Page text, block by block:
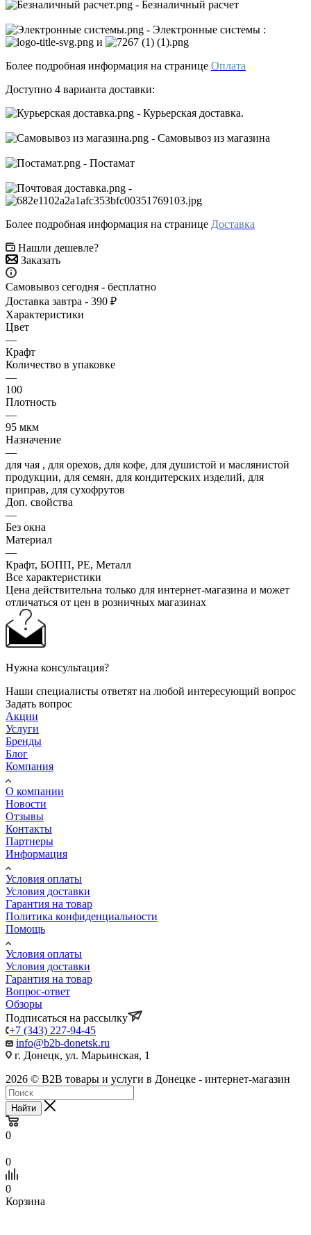
- Безналичный расчет
- Электронные системы :
и
Более подробная информация на странице Оплата
Доступно 4 варианта доставки:
- Курьерская доставка.
- Самовывоз из магазина
- Постамат
-
Более подробная информация на странице Доставка
Нашли дешевле?
Заказать
Самовывоз сегодня - бесплатно
Доставка завтра - 390 ₽
Характеристики
Цвет
—
Крафт
Количество в упаковке
—
100
Плотность
—
95 мкм
Назначение
—
для чая , для орехов, для кофе, для душистой и маслянистой
продукции, для семян, для кондитерских изделий, для
приправ, для сухофрутов
Доп. свойства
—
Без окна
Материал
—
Крафт, БОПП, PE, Металл
Все характеристики
Цена действительна только для интернет-магазина и может
отличаться от цен в розничных магазинах
Нужна консультация?
Наши специалисты ответят на любой интересующий вопрос
Задать вопрос
Акции
Услуги
Бренды
Блог
Компания
О компании
Новости
Отзывы
Контакты
Партнеры
Информация
Условия оплаты
Условия доставки
Гарантия на товар
Политика конфиденциальности
Помощь
Условия оплаты
Условия доставки
Гарантия на товар
Вопрос-ответ
Обзоры
Подписаться на рассылку
+7 (343) 227-94-45
info@b2b-donetsk.ru
г. Донецк, ул. Марьинская, 1
2026 © B2B товары и услуги в Донецке - интернет-магазин
Найти
0
0
0
Корзина